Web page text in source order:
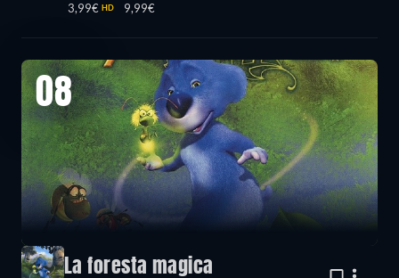
3,99€ HD 9,99€
08
La foresta magica